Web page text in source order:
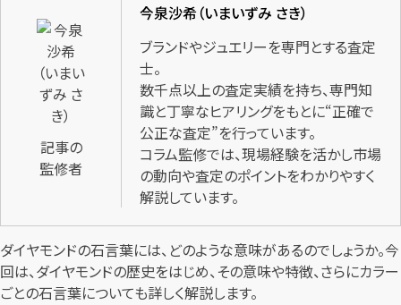
記事の
監修者
今泉沙希（いまいずみ さき）
ブランドやジュエリーを専門とする査定
士。
数千点以上の査定実績を持ち、専門知
識と丁寧なヒアリングをもとに“正確で
公正な査定”を行っています。
コラム監修では、現場経験を活かし市場
の動向や査定のポイントをわかりやすく
解説しています。
ダイヤモンドの石言葉には、どのような意味があるのでしょうか。今
回は、ダイヤモンドの歴史をはじめ、その意味や特徴、さらにカラー
ごとの石言葉についても詳しく解説します。